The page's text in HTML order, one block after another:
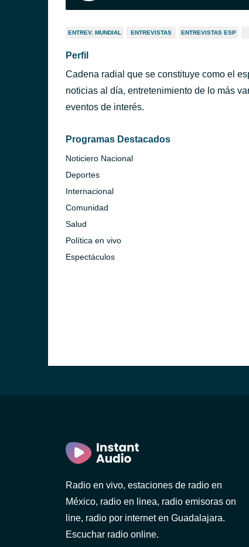
ENTREV. MUNDIAL ENTREVISTAS ENTREVISTAS ESP
Perfil
Cadena radial que se constituye como el
noticias al día, entretenimiento de lo más
eventos de interés.
Programas Destacados
Noticiero Nacional
Deportes
Internacional
Comunidad
Salud
Política en vivo
Espectáculos
Radio en vivo, estaciones de radio en
México, radio en linea, radio emisoras on
line, radio por internet en Guadalajara.
Escuchar radio online.